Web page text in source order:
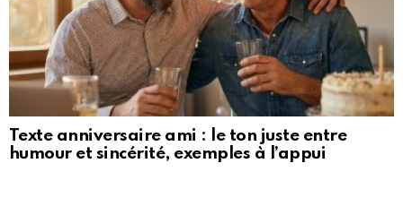
Texte anniversaire ami : le ton juste entre
humour et sincérité, exemples à l’appui